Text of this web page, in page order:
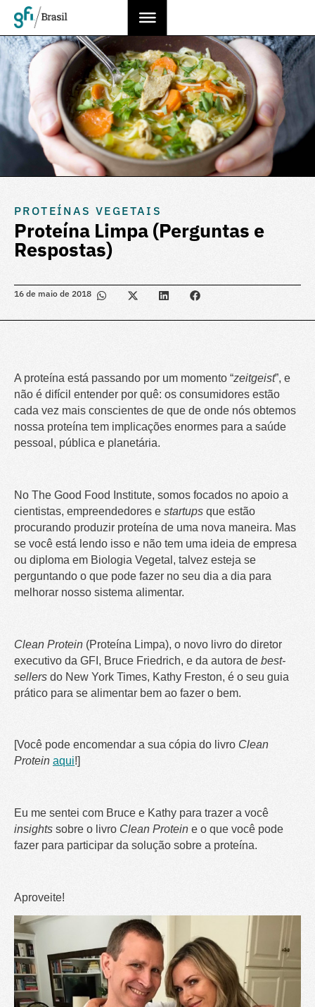
PROTEÍNAS VEGETAIS
Proteína Limpa (Perguntas e
Respostas)
16 de maio de 2018
A proteína está passando por um momento “zeitgeist”, e
não é difícil entender por quê: os consumidores estão
cada vez mais conscientes de que de onde nós obtemos
nossa proteína tem implicações enormes para a saúde
pessoal, pública e planetária.
No The Good Food Institute, somos focados no apoio a
cientistas, empreendedores e startups que estão
procurando produzir proteína de uma nova maneira. Mas
se você está lendo isso e não tem uma ideia de empresa
ou diploma em Biologia Vegetal, talvez esteja se
perguntando o que pode fazer no seu dia a dia para
melhorar nosso sistema alimentar.
Clean Protein (Proteína Limpa), o novo livro do diretor
executivo da GFI, Bruce Friedrich, e da autora de best-
sellers do New York Times, Kathy Freston, é o seu guia
prático para se alimentar bem ao fazer o bem.
[Você pode encomendar a sua cópia do livro Clean
Protein aqui!]
Eu me sentei com Bruce e Kathy para trazer a você
insights sobre o livro Clean Protein e o que você pode
fazer para participar da solução sobre a proteína.
Aproveite!